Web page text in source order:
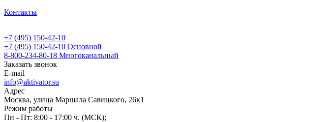
Контакты
+7 (495) 150-42-10
+7 (495) 150-42-10 Основной
8-800-234-80-18 Многоканальный
Заказать звонок
E-mail
info@aktivator.su
Адрес
Москва, улица Маршала Савицкого, 26к1
Режим работы
Пн - Пт: 8:00 - 17:00 ч. (МСК);